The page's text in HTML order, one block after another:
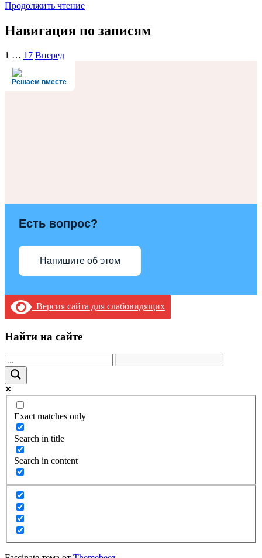
Продолжить чтение
Навигация по записям
1 … 17 Вперед
Решаем вместе
Есть вопрос?
Напишите об этом
Версия сайта для слабовидящих
Найти на сайте
Exact matches only
Search in title
Search in content